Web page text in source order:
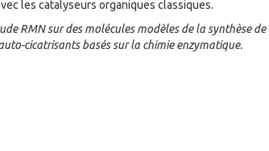
les catalyseurs organiques classiques.
RMN sur des molécules modèles de la synthèse de
cicatrisants basés sur la chimie enzymatique.